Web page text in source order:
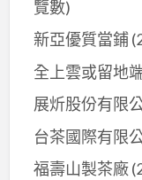
覽數)
新亞優質當鋪
全上雲或留地
展炘股份有限
台茶國際有限
福壽山製茶廠